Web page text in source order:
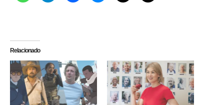
Relacionado